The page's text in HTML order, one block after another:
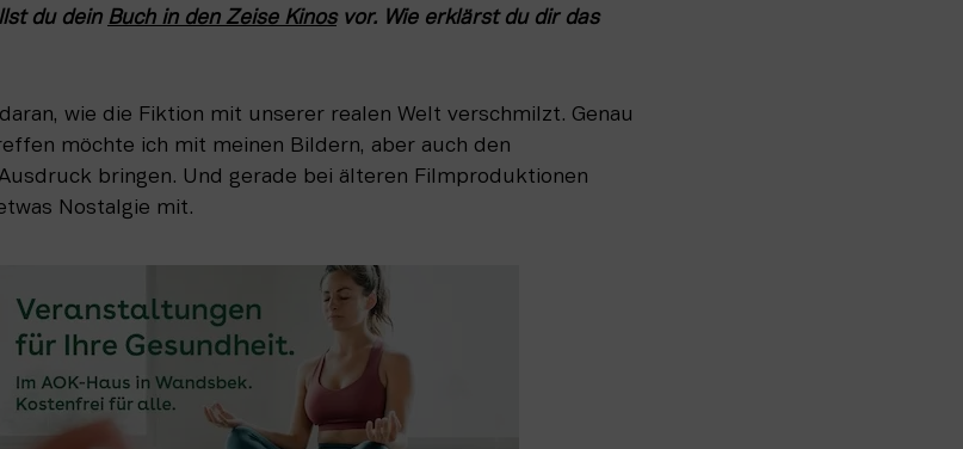
du dein Buch in den Zeise Kinos vor. Wie erklärst du dir das
wie die Fiktion mit unserer realen Welt verschmilzt. Genau
möchte ich mit meinen Bildern, aber auch den
bringen. Und gerade bei älteren Filmproduktionen
Nostalgie mit.